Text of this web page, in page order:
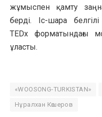
жұмыспен қамту
берді. Іс-шара
TEDx форматындағы
ұласты.
«WOOSONG-TURKISTAN»
Нұралхан Көшеров